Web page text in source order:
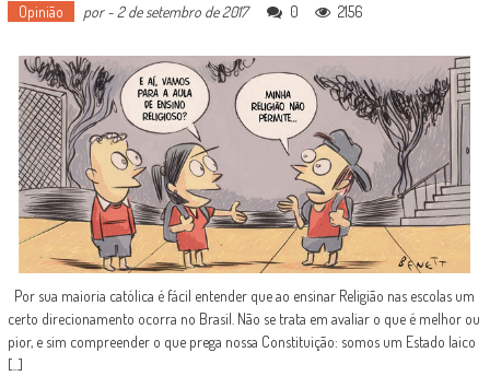
Opinião por-2 de setembro de 2017 0 2156
Por sua maioria católica é fácil entender que ao ensinar Religião nas escolas um
certo direcionamento ocorra no Brasil. Não se trata em avaliar o que é melhor ou
pior, e sim compreender o que prega nossa Constituição: somos um Estado laico
[...]